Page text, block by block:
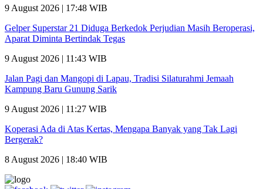
9 August 2026 | 17:48 WIB
Gelper Superstar 21 Diduga Berkedok Perjudian Masih Beroperasi,
Aparat Diminta Bertindak Tegas
9 August 2026 | 11:43 WIB
Jalan Pagi dan Mangopi di Lapau, Tradisi Silaturahmi Jemaah
Kampung Baru Gunung Sarik
9 August 2026 | 11:27 WIB
Koperasi Ada di Atas Kertas, Mengapa Banyak yang Tak Lagi
Bergerak?
8 August 2026 | 18:40 WIB